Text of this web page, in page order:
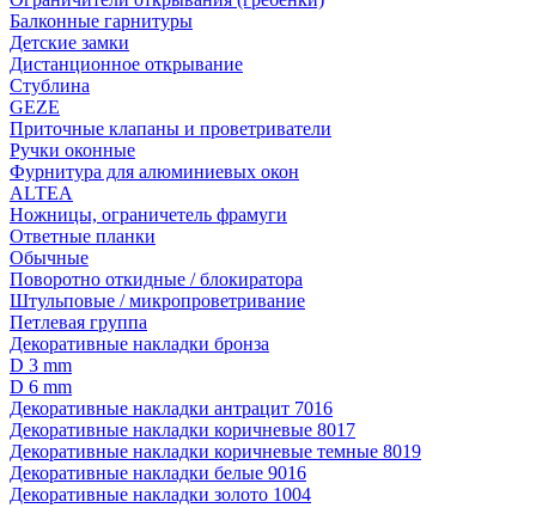
Балконные гарнитуры
Детские замки
Дистанционное открывание
Стублина
GEZE
Приточные клапаны и проветриватели
Ручки оконные
Фурнитура для алюминиевых окон
ALTEA
Ножницы, ограничетель фрамуги
Ответные планки
Обычные
Поворотно откидные / блокиратора
Штульповые / микропроветривание
Петлевая группа
Декоративные накладки бронза
D 3 mm
D 6 mm
Декоративные накладки антрацит 7016
Декоративные накладки коричневые 8017
Декоративные накладки коричневые темные 8019
Декоративные накладки белые 9016
Декоративные накладки золото 1004